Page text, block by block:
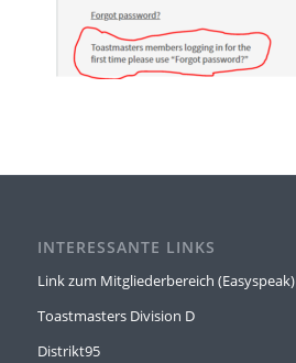
INTERESSANTE LINKS
Link zum Mitgliederbereich (Easyspeak)
Toastmasters Division D
Distrikt95